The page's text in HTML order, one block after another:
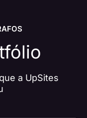
a UpSites